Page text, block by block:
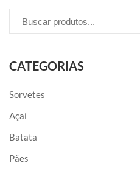
CATEGORIAS
Sorvetes
Açaí
Batata
Pães